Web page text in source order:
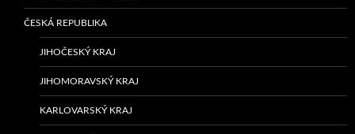
ČESKÁ REPUBLIKA
JIHOČESKÝ KRAJ
JIHOMORAVSKÝ KRAJ
KARLOVARSKÝ KRAJ